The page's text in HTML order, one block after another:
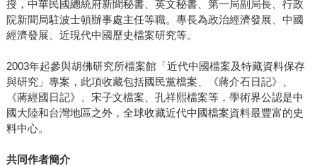
授，中華民國總統府新聞秘書、英文秘書、第一局副局長、行政
院新聞局駐波士頓辦事處主任等職。專長為政治經濟發展、中國
經濟發展、近現代中國歷史檔案研究等。
2003年起參與胡佛研究所檔案館「近代中國檔案及特藏資料保存
與研究」專案，此項收藏包括國民黨檔案、《蔣介石日記》、
《蔣經國日記》、宋子文檔案、孔祥熙檔案等，學術界公認是中
國大陸和台灣地區之外，全球收藏近代中國檔案資料最豐富的史
料中心。
共同作者簡介